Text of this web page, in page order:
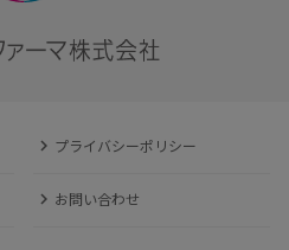
プライバシーポリシー
お問い合わせ